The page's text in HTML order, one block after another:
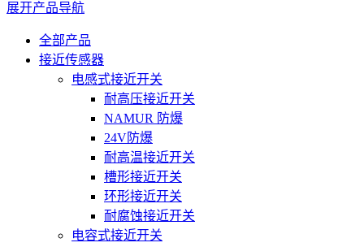
展开产品导航
全部产品
接近传感器
电感式接近开关
耐高压接近开关
NAMUR 防爆
24V防爆
耐高温接近开关
槽形接近开关
环形接近开关
耐腐蚀接近开关
电容式接近开关